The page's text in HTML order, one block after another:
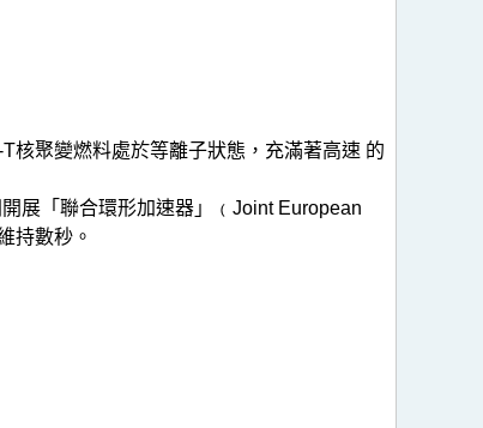
核聚變燃料處於等離子狀態，充滿著高速 的
展「聯合環形加速器」﹙Joint European
持數秒。